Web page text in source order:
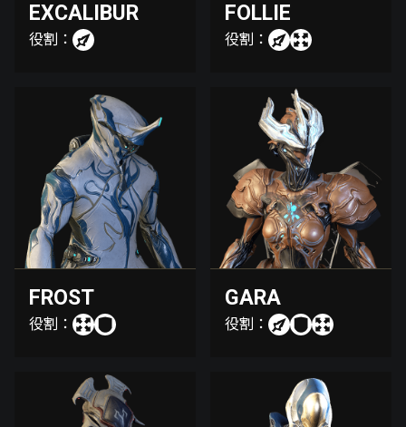
EXCALIBUR
役割：
FOLLIE
役割：
FROST
役割：
GARA
役割：